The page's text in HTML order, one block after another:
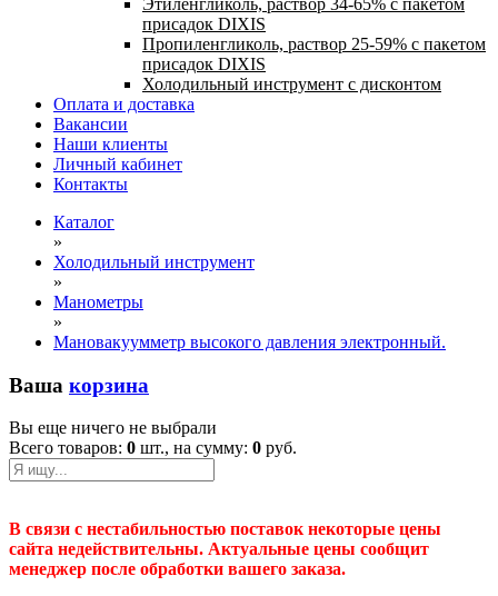
Этиленгликоль, раствор 34-65% с пакетом
присадок DIXIS
Пропиленгликоль, раствор 25-59% с пакетом
присадок DIXIS
Холодильный инструмент с дисконтом
Оплата и доставка
Вакансии
Наши клиенты
Личный кабинет
Контакты
Каталог
»
Холодильный инструмент
»
Манометры
»
Мановакуумметр высокого давления электронный.
Ваша корзина
Вы еще ничего не выбрали
Всего товаров: 0 шт., на сумму: 0 руб.
В связи с нестабильностью поставок некоторые цены
сайта недействительны. Актуальные цены сообщит
менеджер после обработки вашего заказа.